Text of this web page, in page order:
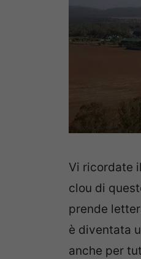
Vi ricordate
clou di
prende
è diventata
anche per